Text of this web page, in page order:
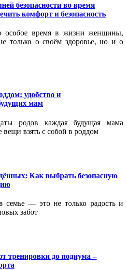
безопасности во время
комфорт и безопасность
особое время в жизни женщины,
только о своём здоровье, но и о
удобство и
мам
родов каждая будущая мама
вещи взять с собой в роддом
Как выбрать безопасную
семье — это не только радость и
забот
тренировки до подиума –